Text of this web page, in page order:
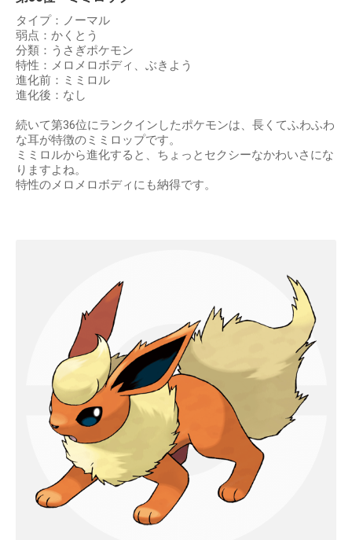
タイプ：ノーマル
弱点：かくとう
分類：うさぎポケモン
特性：メロメロボディ、ぶきよう
進化前：ミミロル
進化後：なし
続いて第36位にランクインしたポケモンは、長くてふわふわ
な耳が特徴のミミロップです。
ミミロルから進化すると、ちょっとセクシーなかわいさにな
りますよね。
特性のメロメロボディにも納得です。